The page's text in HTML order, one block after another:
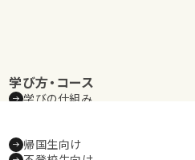
学び方・コース
学びの仕組み
帰国生向け